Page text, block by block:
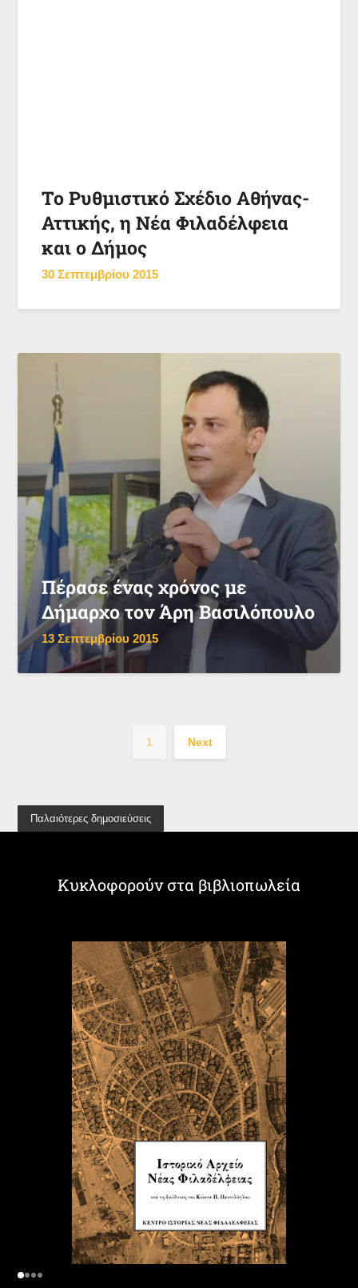
Το Ρυθμιστικό Σχέδιο Αθήνας-
Αττικής, η Νέα Φιλαδέλφεια
και ο Δήμος
30 Σεπτεμβρίου 2015
Πέρασε ένας χρόνος με
Δήμαρχο τον Άρη Βασιλόπουλο
13 Σεπτεμβρίου 2015
1 Next
Παλαιότερες δημοσιεύσεις
Κυκλοφορούν στα βιβλιοπωλεία